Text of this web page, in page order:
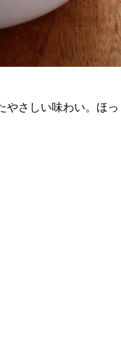
さしい味わい。ほ